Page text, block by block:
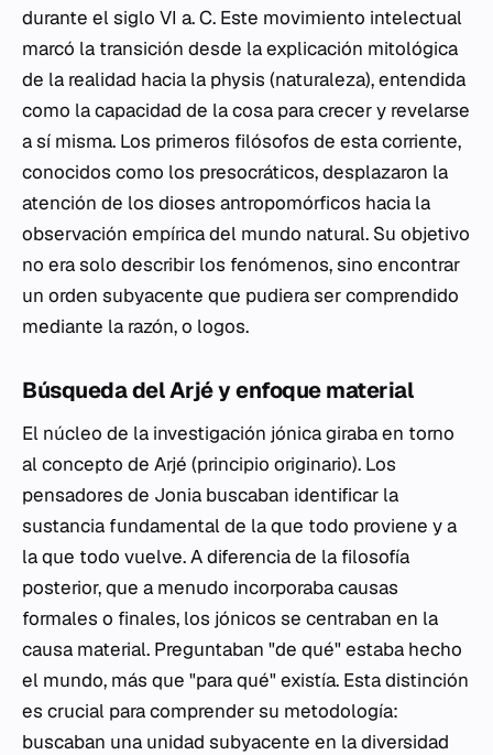
durante el siglo VI a. C. Este movimiento intelectual
marcó la transición desde la explicación mitológica
de la realidad hacia la physis (naturaleza), entendida
como la capacidad de la cosa para crecer y revelarse
a sí misma. Los primeros filósofos de esta corriente,
conocidos como los presocráticos, desplazaron la
atención de los dioses antropomórficos hacia la
observación empírica del mundo natural. Su objetivo
no era solo describir los fenómenos, sino encontrar
un orden subyacente que pudiera ser comprendido
mediante la razón, o logos.
Búsqueda del Arjé y enfoque material
El núcleo de la investigación jónica giraba en torno
al concepto de Arjé (principio originario). Los
pensadores de Jonia buscaban identificar la
sustancia fundamental de la que todo proviene y a
la que todo vuelve. A diferencia de la filosofía
posterior, que a menudo incorporaba causas
formales o finales, los jónicos se centraban en la
causa material. Preguntaban "de qué" estaba hecho
el mundo, más que "para qué" existía. Esta distinción
es crucial para comprender su metodología:
buscaban una unidad subyacente en la diversidad